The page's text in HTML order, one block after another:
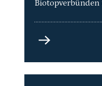
Grüne
-
Praxisorientierte